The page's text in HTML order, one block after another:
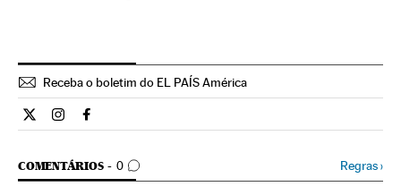
Receba o boletim do EL PAÍS América
Estilo El País Brasil en Twitter
Estilo El País Brasil en Instagram
Estilo El País Brasil en Facebook
COMENTÁRIOS 0
COMENTÁRIOS Regras›